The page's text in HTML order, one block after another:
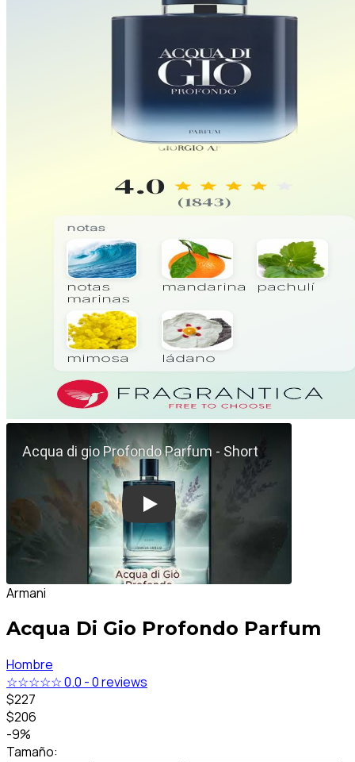
Reproducir Short
Armani
Acqua Di Gio Profondo Parfum
Hombre
☆☆☆☆☆0.0 -0 reviews
$227
$206
-9%
Tamaño: